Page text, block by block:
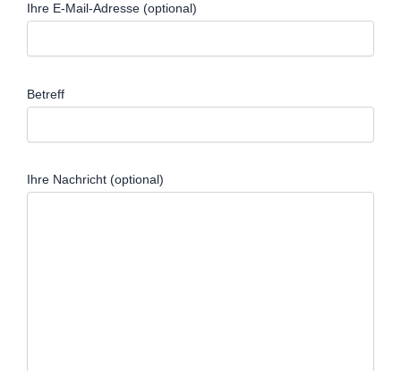
Ihre E-Mail-Adresse (optional)
Betreff
Ihre Nachricht (optional)